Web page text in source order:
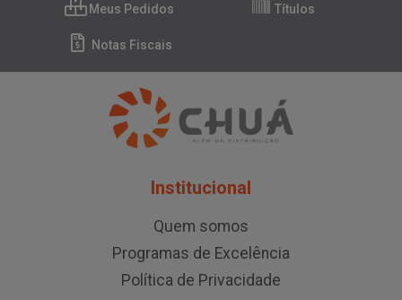
Meus Pedidos Títulos
Notas Fiscais
Institucional
Quem somos
Programas de Excelência
Política de Privacidade